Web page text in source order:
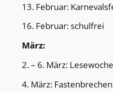
13. Februar:
16. Februar: schulfrei
März:
2. – 6. März: Lesewoche
4. März: Fastenbrechen